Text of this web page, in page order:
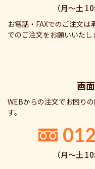
（月〜土
お電話・FAXでのご注文
でのご注文をお願いいたし
画
WEBからの注文でお困り
す。
（月〜土